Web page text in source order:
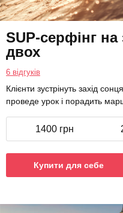
SUP-серфінг
двох
6 відгуків
Клієнти зустрінуть захід
проведе урок і порадить
1400 грн
Купити для себе